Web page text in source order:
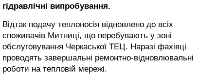
гідравлічні випробування.
Відтак подачу теплоносія відновлено до всіх
споживачів Митниці, що перебувають у зоні
обслуговування Черкаської ТЕЦ. Наразі фахівці
проводять завершальні ремонтно-відновлювальні
роботи на тепловій мережі.